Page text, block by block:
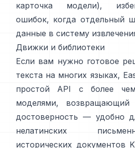
карточка модели),
ошибок, когда отдельный
данные в систему
Движки и библиотеки
Если вам нужно готовое
текста на многих языках,
простой API с более
моделями,
достоверность — удобно
нелатинских
исторических документов